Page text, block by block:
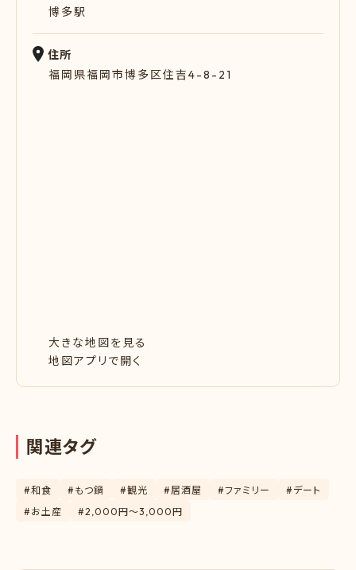
博多駅
住所
福岡県福岡市博多区住吉4-8-21
大きな地図を見る
地図アプリで開く
関 連タグ
#和食 #もつ鍋 #観光 #居酒屋 #ファミリー
#デート
#お土産
#2,000円〜3,000円